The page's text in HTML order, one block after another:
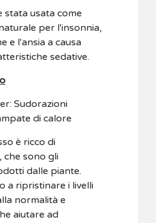
stata usata come
per l'insonnia,
e l'ansia a causa
sedative.
Sudorazioni
di calore
è ricco di
sono gli
dalle piante.
a ripristinare i livelli
normalità e
aiutare ad